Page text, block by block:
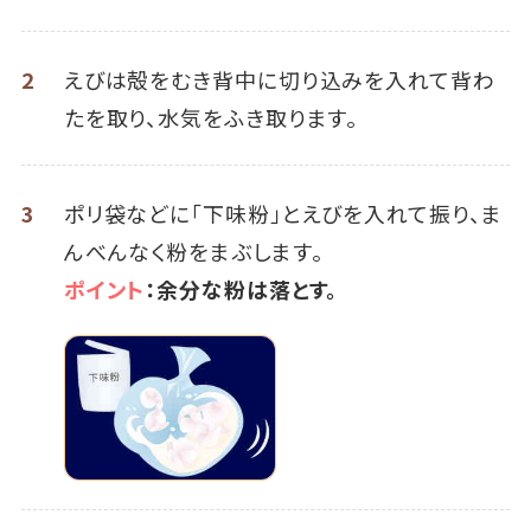
2
えびは殻をむき背中に切り込みを入れて背わ
たを取り、水気をふき取ります。
3
ポリ袋などに「下味粉」とえびを入れて振り、ま
んべんなく粉をまぶします。
ポイント：余分な粉は落とす。